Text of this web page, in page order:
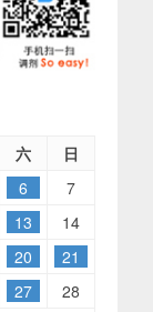
六
日
6
7
13
14
20
21
27
28